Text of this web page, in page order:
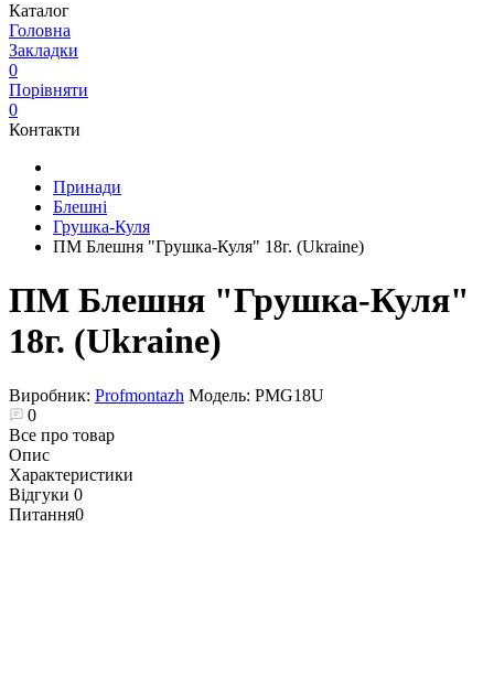
Каталог
Головна
Закладки
0
Порівняти
0
Контакти
Принади
Блешні
Грушка-Куля
ПМ Блешня "Грушка-Куля" 18г. (Ukraine)
ПМ Блешня "Грушка-Куля"
18г. (Ukraine)
Виробник: Profmontazh Модель: PMG18U
0
Все про товар
Опис
Характеристики
Відгуки 0
Питання0